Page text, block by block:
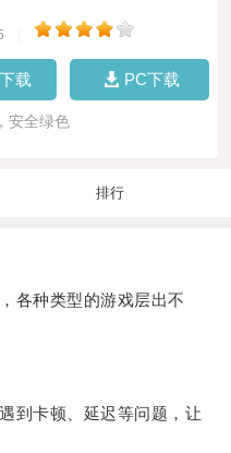
载 PC下载
安全绿色
排行
种类型的游戏层出不
卡顿、延迟等问题，让